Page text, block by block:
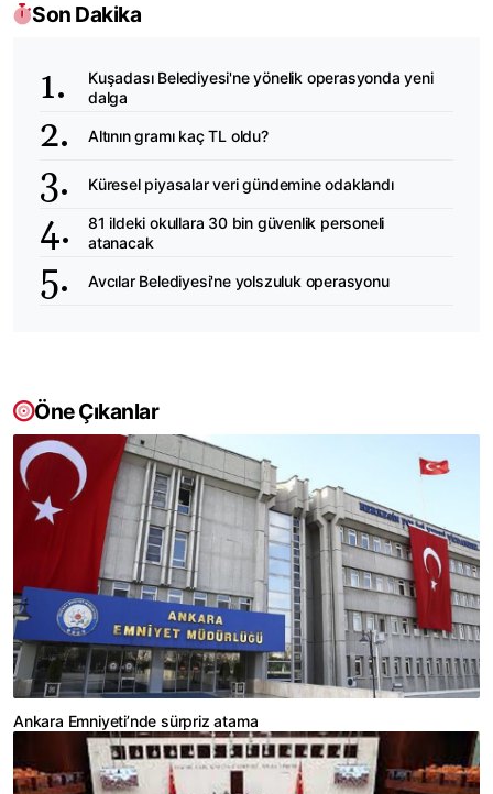
Son Dakika
Kuşadası Belediyesi'ne yönelik operasyonda yeni
dalga
Altının gramı kaç TL oldu?
Küresel piyasalar veri gündemine odaklandı
81 ildeki okullara 30 bin güvenlik personeli
atanacak
Avcılar Belediyesi'ne yolszuluk operasyonu
Öne Çıkanlar
Ankara Emniyeti’nde sürpriz atama